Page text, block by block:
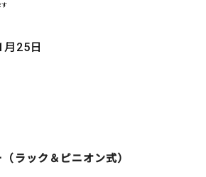
す
25日
ラック＆ピニオン式）